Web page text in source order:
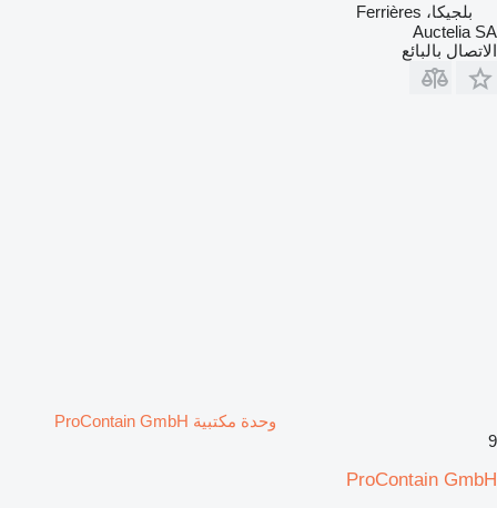
بلجيكا، Ferrières
Auctelia SA
الاتصال بالبائع
وحدة مكتبية ProContain GmbH
9
ProContain GmbH